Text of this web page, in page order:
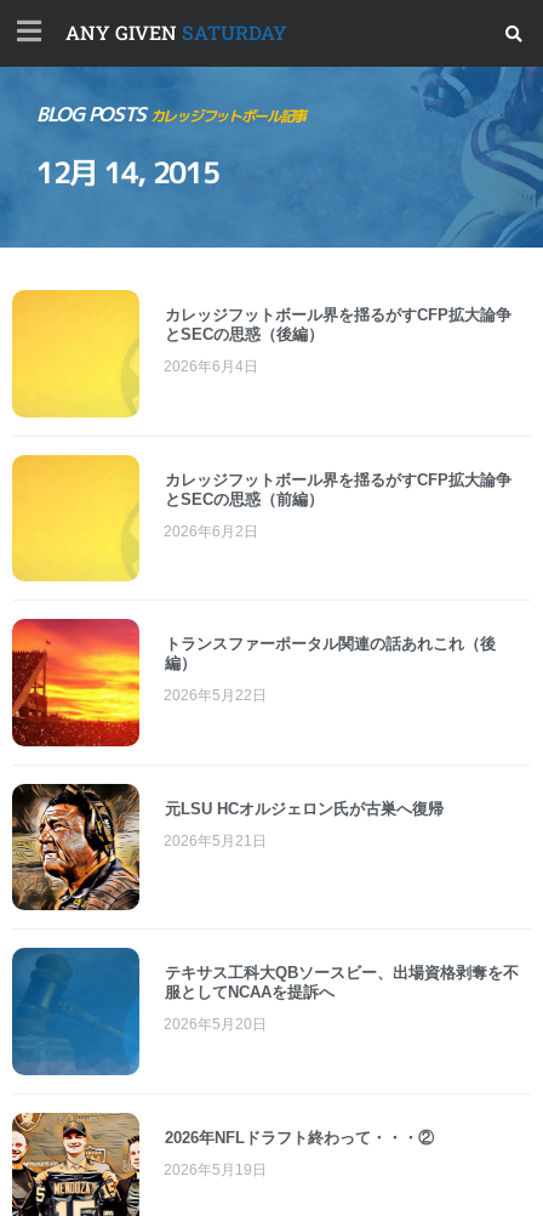
ANY GIVEN SATURDAY
BLOG POSTSカレッジフットボール記事
12月 14, 2015
カレッジフットボール界を揺るがすCFP拡大論争
とSECの思惑（後編）
2026年6月4日
カレッジフットボール界を揺るがすCFP拡大論争
とSECの思惑（前編）
2026年6月2日
トランスファーポータル関連の話あれこれ（後
編）
2026年5月22日
元LSU HCオルジェロン氏が古巣へ復帰
2026年5月21日
テキサス工科大QBソースビー、出場資格剥奪を不
服としてNCAAを提訴へ
2026年5月20日
2026年NFLドラフト終わって・・・②
2026年5月19日